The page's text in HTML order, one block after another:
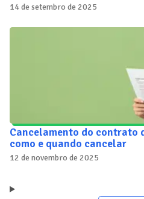
14 de setembro de 2025
Cancelamento do contrato
como e quando cancelar
12 de novembro de 2025